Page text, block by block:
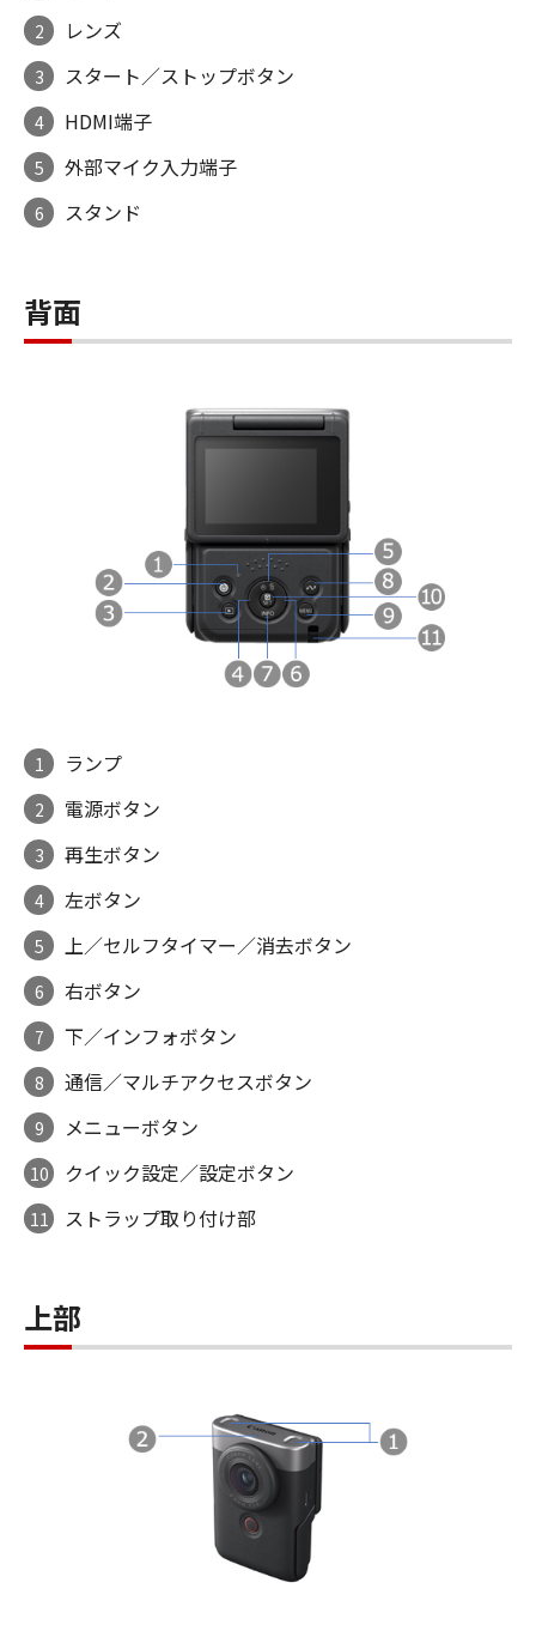
2 レンズ
3 スタート／ストップボタン
4 HDMI端子
5 外部マイク入力端子
6 スタンド
背面
1 ランプ
2 電源ボタン
3 再生ボタン
4 左ボタン
5 上／セルフタイマー／消去ボタン
6 右ボタン
7 下／インフォボタン
8 通信／マルチアクセスボタン
9 メニューボタン
10 クイック設定／設定ボタン
11 ストラップ取り付け部
上部